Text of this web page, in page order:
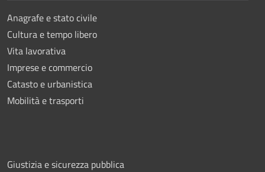
Anagrafe e stato civile
Cultura e tempo libero
Vita lavorativa
Imprese e commercio
Catasto e urbanistica
Mobilità e trasporti
Giustizia e sicurezza pubblica